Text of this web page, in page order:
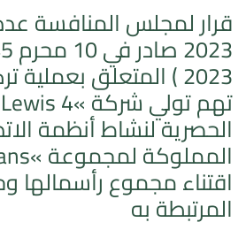
2023 ) المتعلق
الحصرية لنشاط أنظمة
اقتناء مجموع
المرتبطة به